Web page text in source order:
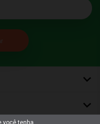
você tenha